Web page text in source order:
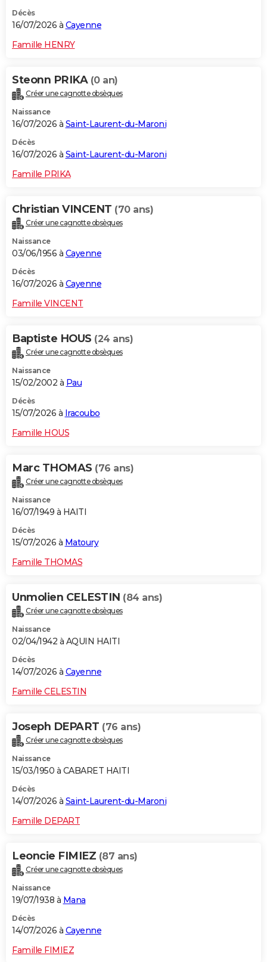
Décès
16/07/2026 à Cayenne
Famille HENRY
Steonn PRIKA (0 an)
Créer une cagnotte obsèques
Naissance
16/07/2026 à Saint-Laurent-du-Maroni
Décès
16/07/2026 à Saint-Laurent-du-Maroni
Famille PRIKA
Christian VINCENT (70 ans)
Créer une cagnotte obsèques
Naissance
03/06/1956 à Cayenne
Décès
16/07/2026 à Cayenne
Famille VINCENT
Baptiste HOUS (24 ans)
Créer une cagnotte obsèques
Naissance
15/02/2002 à Pau
Décès
15/07/2026 à Iracoubo
Famille HOUS
Marc THOMAS (76 ans)
Créer une cagnotte obsèques
Naissance
16/07/1949 à HAITI
Décès
15/07/2026 à Matoury
Famille THOMAS
Unmolien CELESTIN (84 ans)
Créer une cagnotte obsèques
Naissance
02/04/1942 à AQUIN HAITI
Décès
14/07/2026 à Cayenne
Famille CELESTIN
Joseph DEPART (76 ans)
Créer une cagnotte obsèques
Naissance
15/03/1950 à CABARET HAITI
Décès
14/07/2026 à Saint-Laurent-du-Maroni
Famille DEPART
Leoncie FIMIEZ (87 ans)
Créer une cagnotte obsèques
Naissance
19/07/1938 à Mana
Décès
14/07/2026 à Cayenne
Famille FIMIEZ